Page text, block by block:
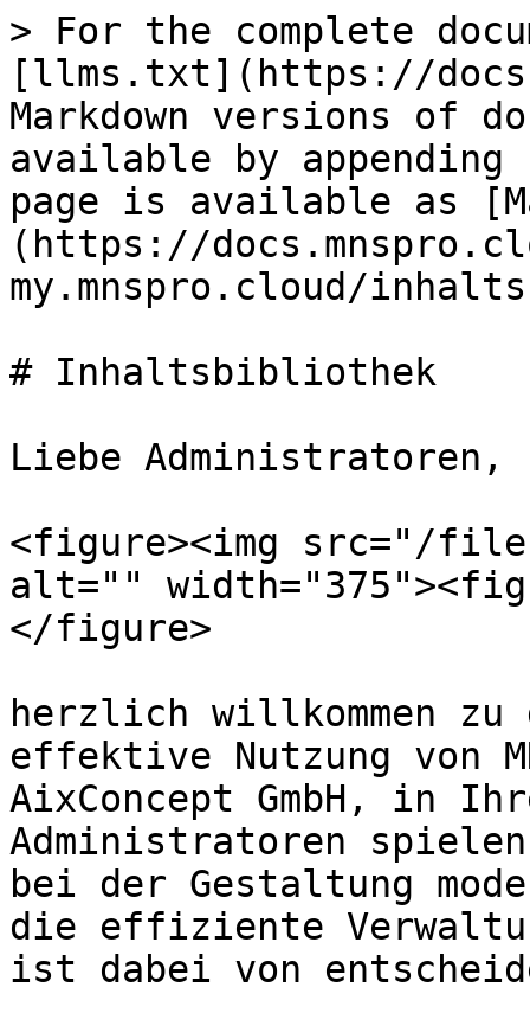
> For the complete
[llms.txt](https://
Markdown versions of
available by
page is available as
(https://
my.mnspro.cloud/
# Inhaltsbibliothek
Liebe Administratoren,
<figure><img src="/files/
alt=""
</figure>
herzlich willkommen zu
effektive Nutzung von
AixConcept GmbH, in
Administratoren
bei der Gestaltung
die effiziente
ist dabei von